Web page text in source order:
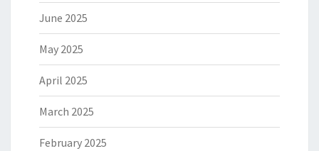
June 2025
May 2025
April 2025
March 2025
February 2025